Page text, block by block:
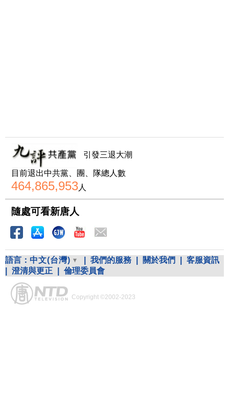
引發三退大潮
目前退出中共黨、團、隊總人數
464,865,953人
隨處可看新唐人
語言： 中文(台灣) 我們的服務 關於我們
客服資訊
澄清與更正 倫理委員會
Copyright ©2002-2023